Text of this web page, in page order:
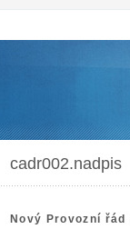
cadr002.nadpis
Nový Provozní řád